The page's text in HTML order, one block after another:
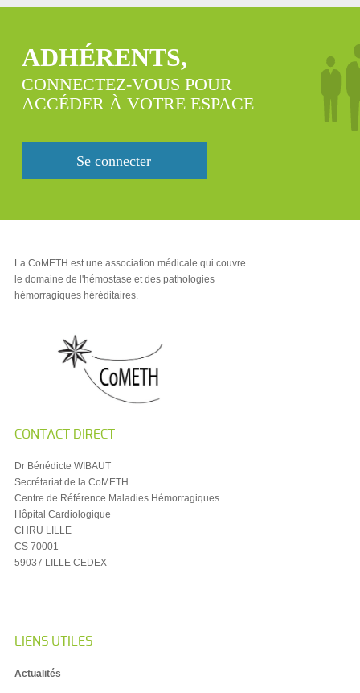
ADHÉRENTS,
CONNECTEZ-VOUS POUR
ACCÉDER À VOTRE ESPACE
Se connecter
LIENS UTILES
Actualités
La CoMETH est une association médicale qui couvre
le domaine de l'hémostase et des pathologies
hémorragiques héréditaires.
CONTACT DIRECT
Dr Bénédicte WIBAUT
Secrétariat de la CoMETH
Centre de Référence Maladies Hémorragiques
Hôpital Cardiologique
CHRU LILLE
CS 70001
59037 LILLE CEDEX